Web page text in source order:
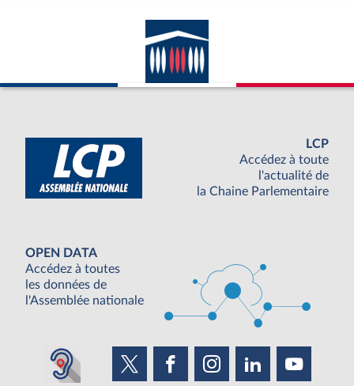
LCP
Accédez à toute
l'actualité de
la Chaine Parlementaire
OPEN DATA
Accédez à toutes
les données de
l'Assemblée nationale